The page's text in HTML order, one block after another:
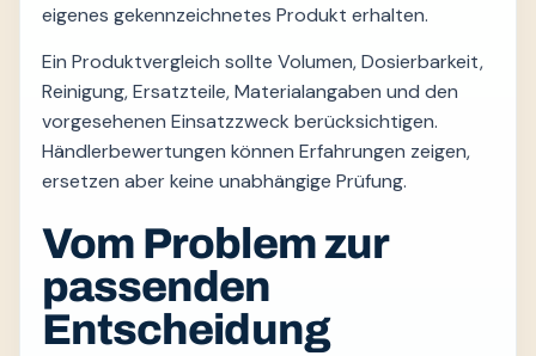
eigenes gekennzeichnetes Produkt erhalten.
Ein Produktvergleich sollte Volumen, Dosierbarkeit,
Reinigung, Ersatzteile, Materialangaben und den
vorgesehenen Einsatzzweck berücksichtigen.
Händlerbewertungen können Erfahrungen zeigen,
ersetzen aber keine unabhängige Prüfung.
Vom Problem zur
passenden
Entscheidung